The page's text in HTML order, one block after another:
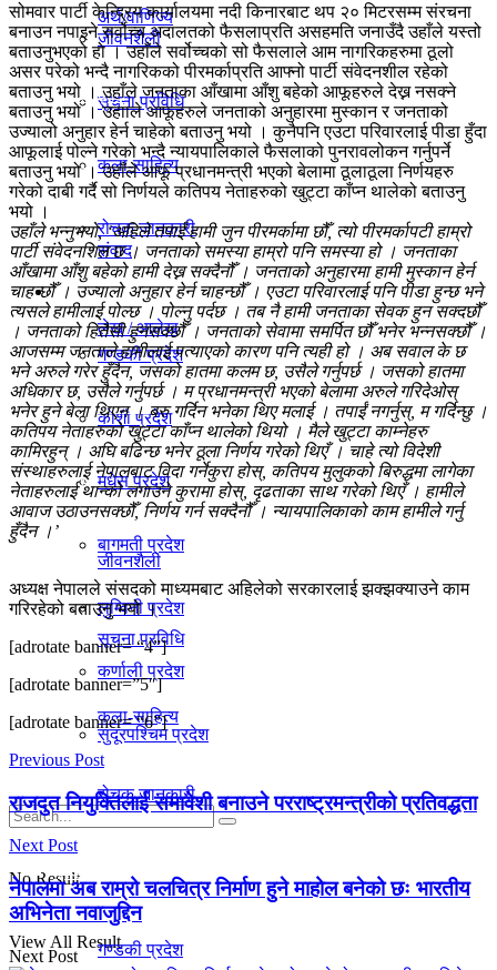
जीवनशैली
सूचना प्रविधि
कला-साहित्य
रोचक जानकारी
प्रदेश
गण्डकी प्रदेश
काेशी प्रदेश
मधेस प्रदेश
बागमती प्रदेश
लुम्विनी प्रदेश
कर्णाली प्रदेश
सुदूरपश्चिम प्रदेश
No Result
View All Result
अर्थ/वाणिज्य
धर्म/संस्कृति
विचार
संवाद
लेख / आलेख
खेलकुद समाचार
विविध
जीवनशैली
सूचना प्रविधि
कला-साहित्य
रोचक जानकारी
प्रदेश
गण्डकी प्रदेश
सोमवार पार्टी केन्द्रिय कार्यालयमा नदी किनारबाट थप २० मिटरसम्म संरचना
बनाउन नपाइने सर्वोच्च अदालतको फैसलाप्रति असहमति जनाउँदै उहाँले यस्तो
बताउनुभएको हो । उहाँले सर्वोच्चको सो फैसलाले आम नागरिकहरुमा ठूलो
असर परेको भन्दै नागरिकको पीरमर्काप्रति आफ्नो पार्टी संवेदनशील रहेको
बताउनु भयो । उहाँले जनताका आँखामा आँशु बहेको आफूहरुले देख्न नसक्ने
बताउनु भयो । उहााले आफूहरुले जनताको अनुहारमा मुस्कान र जनताको
उज्यालो अनुहार हेर्न चाहेको बताउनु भयो । कुनैपनि एउटा परिवारलाई पीडा हुँदा
आफूलाई पोल्ने गरेको भन्दै न्यायपालिकाले फैसलाको पुनरावलोकन गर्नुपर्ने
बताउनु भयो । उहाँले आफू प्रधानमन्त्री भएको बेलामा ठूलाठूला निर्णयहरु
गरेको दाबी गर्दै सो निर्णयले कतिपय नेताहरुको खुट्टा काँप्न थालेको बताउनु
भयो ।
उहाँले भन्नुभयो, ‘अहिले तपाईं हामी जुन पीरमर्कामा छौँ, त्यो पीरमर्कापटी हाम्रो
पार्टी संवेदनशिल छ । जनताको समस्या हाम्रो पनि समस्या हो । जनताका
आँखामा आँशु बहेको हामी देख्न सक्दैनौँ । जनताको अनुहारमा हामी मुस्कान हेर्न
चाहन्छौँ । उज्यालो अनुहार हेर्न चाहन्छौँ । एउटा परिवारलाई पनि पीडा हुन्छ भने
त्यसले हामीलाई पोल्छ । पोल्नु पर्दछ । तब नै हामी जनताका सेवक हुन सक्दछौँ
। जनताको हितैसी हुनसक्छौँ । जनताको सेवामा समर्पित छौँ भनेर भन्नसक्छौँ ।
आजसम्म जनताले हामीलाई पत्याएको कारण पनि त्यही हो । अब सवाल के छ
भने अरुले गरेर हुँदैन, जसको हातमा कलम छ, उसैले गर्नुपर्छ । जसको हातमा
अधिकार छ, उसैले गर्नुपर्छ । म प्रधानमन्त्री भएको बेलामा अरुले गरिदेओस्
भनेर हुने बेला थिएन । बरु गर्दिन भनेका थिए मलाई । तपाईं नगर्नुस्, म गर्दिन्छु ।
कतिपय नेताहरुको खुट्टा काँप्न थालेको थियो । मैले खुट्टा काम्नेहरु
कामिरहुन् । अघि बढिन्छ भनेर ठूला निर्णय गरेको थिएँ । चाहे त्यो विदेशी
संस्थाहरुलाई नेपालबाट विदा गर्नेकुरा होस्, कतिपय मुलुकको बिरुद्धमा लागेका
नेताहरुलाई थान्को लगाउने कुरामा होस्, दृढताका साथ गरेको थिएँ । हामीले
आवाज उठाउनसक्छौँ, निर्णय गर्न सक्दैनौँ । न्यायपालिकाको काम हामीले गर्नु
हुँदैन ।’
अध्यक्ष नेपालले संसदको माध्यमबाट अहिलेको सरकारलाई झक्झक्याउने काम
गरिरहेको बताउनु भयो ।
[adrotate banner= “4”]
[adrotate banner=”5″]
[adrotate banner= “6”]
Previous Post
राजदुत नियुक्तिलाई समावेशी बनाउने परराष्ट्रमन्त्रीको प्रतिवद्धता
Next Post
नेपालमा अब राम्रो चलचित्र निर्माण हुने माहोल बनेको छः भारतीय
अभिनेता नवाजुद्दिन
Next Post